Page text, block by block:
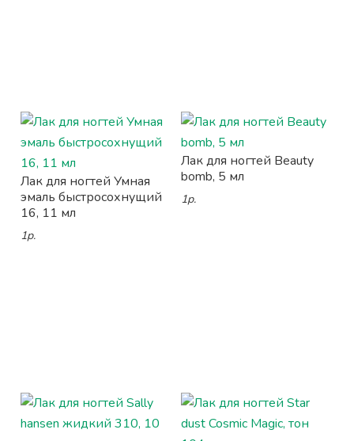
Лак для ногтей Умная
эмаль быстросохнущий
16, 11 мл
1р.
Лак для ногтей Beauty
bomb, 5 мл
1р.